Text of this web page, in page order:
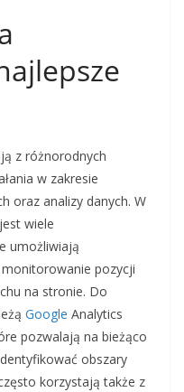
z różnorodnych
w zakresie
oraz analizy danych. W
wiele
umożliwiają
pozycji
na stronie. Do
Google Analytics
pozwalają na bieżąco
obszary
korzystają także z